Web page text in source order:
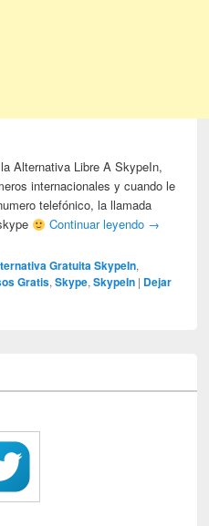
Alternativa Libre A SkypeIn,
internacionales y cuando le
telefónico, la llamada
Continuar leyendo →
Gratuita SkypeIn,
Gratis,Skype,SkypeIn | Dejar